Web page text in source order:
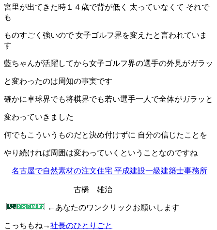
宮里が出てきた時１４歳で背が低く 太っていなくて それで
も
ものすごく強いので 女子ゴルフ界を変えたと言われていま
す
藍ちゃんが活躍してから女子ゴルフ界の選手の外見がガラッ
と変わったのは周知の事実です
確かに卓球界でも将棋界でも若い選手一人で全体がガラッと
変わっていきました
何でもこういうものだと決め付けずに 自分の信じたことを
やり続ければ周囲は変わっていくということなのですね
名古屋で自然素材の注文住宅 平成建設一級建築士事務所
古橋 雄治
←あなたのワンクリックお願いします
こっちもね→社長のひとりごと